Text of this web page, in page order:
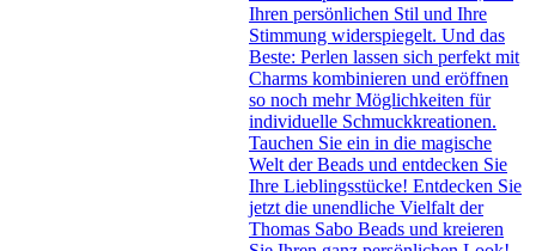
Ihren persönlichen Stil und Ihre
Stimmung widerspiegelt. Und das
Beste: Perlen lassen sich perfekt mit
Charms kombinieren und eröffnen
so noch mehr Möglichkeiten für
individuelle Schmuckkreationen.
Tauchen Sie ein in die magische
Welt der Beads und entdecken Sie
Ihre Lieblingsstücke! Entdecken Sie
jetzt die unendliche Vielfalt der
Thomas Sabo Beads und kreieren